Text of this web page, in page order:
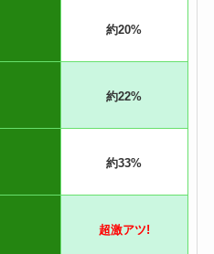
約20%
約22%
約33%
超激アツ!